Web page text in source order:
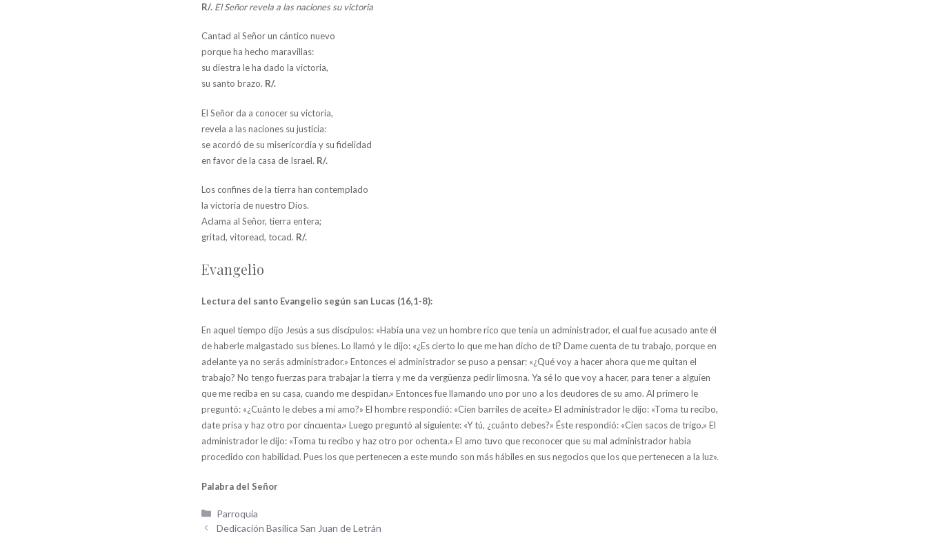
R/. El Señor revela a las naciones su victoria
Cantad al Señor un cántico nuevo
porque ha hecho maravillas:
su diestra le ha dado la victoria,
su santo brazo. R/.
El Señor da a conocer su victoria,
revela a las naciones su justicia:
se acordó de su misericordia y su fidelidad
en favor de la casa de Israel. R/.
Los confines de la tierra han contemplado
la victoria de nuestro Dios.
Aclama al Señor, tierra entera;
gritad, vitoread, tocad. R/.
Evangelio
Lectura del santo Evangelio según san Lucas (16,1-8):
En aquel tiempo dijo Jesús a sus discípulos: «Había una vez un hombre rico que tenía un administrador, el cual fue acusado ante él
de haberle malgastado sus bienes. Lo llamó y le dijo: «¿Es cierto lo que me han dicho de ti? Dame cuenta de tu trabajo, porque en
adelante ya no serás administrador.» Entonces el administrador se puso a pensar: «¿Qué voy a hacer ahora que me quitan el
trabajo? No tengo fuerzas para trabajar la tierra y me da vergüenza pedir limosna. Ya sé lo que voy a hacer, para tener a alguien
que me reciba en su casa, cuando me despidan.» Entonces fue llamando uno por uno a los deudores de su amo. Al primero le
preguntó: «¿Cuánto le debes a mi amo?» El hombre respondió: «Cien barriles de aceite.» El administrador le dijo: «Toma tu recibo,
date prisa y haz otro por cincuenta.» Luego preguntó al siguiente: «Y tú, ¿cuánto debes?» Éste respondió: «Cien sacos de trigo.» El
administrador le dijo: «Toma tu recibo y haz otro por ochenta.» El amo tuvo que reconocer que su mal administrador había
procedido con habilidad. Pues los que pertenecen a este mundo son más hábiles en sus negocios que los que pertenecen a la luz».
Palabra del Señor
Categorías
Parroquia
Dedicación Basílica San Juan de Letrán